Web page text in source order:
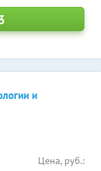
и
Цена, руб.: